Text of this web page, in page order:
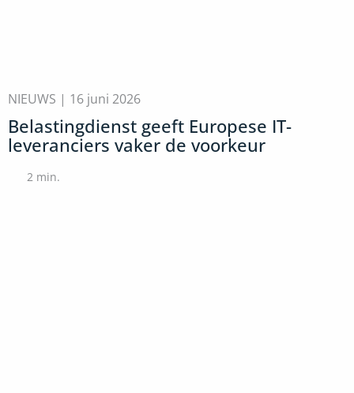
NIEUWS | 16 juni 2026
Belastingdienst geeft Europese IT-
leveranciers vaker de voorkeur
2 min.